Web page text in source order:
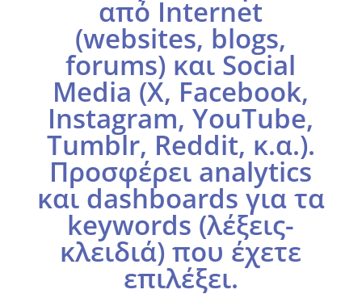
από Internet
(websites, blogs,
forums) και Social
Media (X, Facebook,
Instagram, YouTube,
Tumblr, Reddit, κ.α.).
Προσφέρει analytics
και dashboards για τα
keywords (λέξεις-
κλειδιά) που έχετε
επιλέξει.